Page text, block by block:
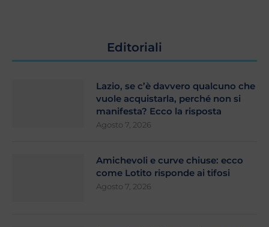
Editoriali
Lazio, se c’è davvero qualcuno che
vuole acquistarla, perché non si
manifesta? Ecco la risposta
Agosto 7, 2026
Amichevoli e curve chiuse: ecco
come Lotito risponde ai tifosi
Agosto 7, 2026